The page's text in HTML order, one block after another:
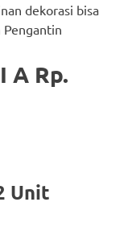
dekorasi bisa
Pengantin
A Rp.
Unit